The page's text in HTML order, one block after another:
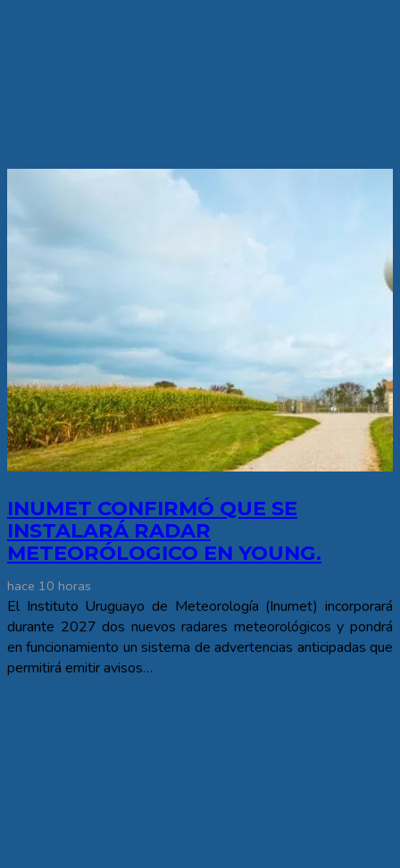
INUMET CONFIRMÓ QUE SE
INSTALARÁ RADAR
METEORÓLOGICO EN YOUNG.
hace 10 horas
El Instituto Uruguayo de Meteorología (Inumet) incorporará
durante 2027 dos nuevos radares meteorológicos y pondrá
en funcionamiento un sistema de advertencias anticipadas que
permitirá emitir avisos…